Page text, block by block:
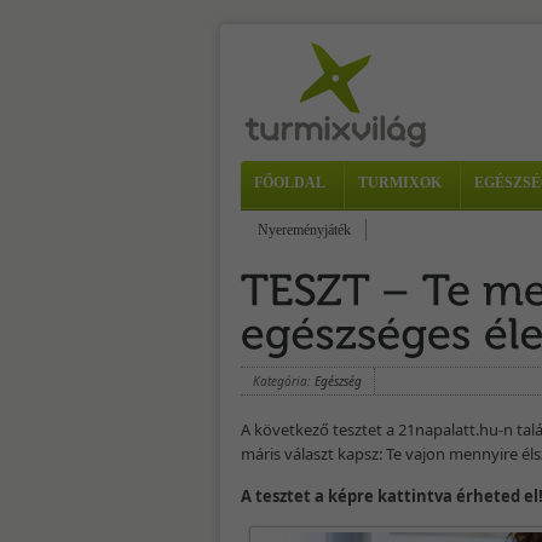
FŐOLDAL TURMIXOK
Nyereményjáték
Kategória: Egészség
A következő tesztet a 21napalatt.hu-n
máris választ kapsz: Te vajon mennyire
A tesztet a képre kattintva érheted